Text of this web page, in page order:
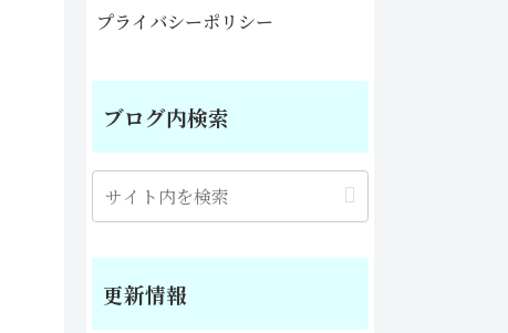
プライバシーポリシー
ブログ内検索
更新情報